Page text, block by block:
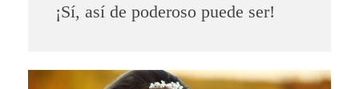
¡Sí, así de poderoso puede ser!